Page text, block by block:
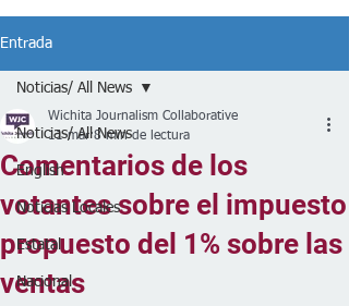
Entrada
Noticias/ All News
English
Noticias Locales
Estatal
Nacional
Noticias/ All News
Comentarios de los
votantes sobre el impuesto
propuesto del 1% sobre las
ventas
Wichita Journalism Collaborative
11 mar 8 min de lectura